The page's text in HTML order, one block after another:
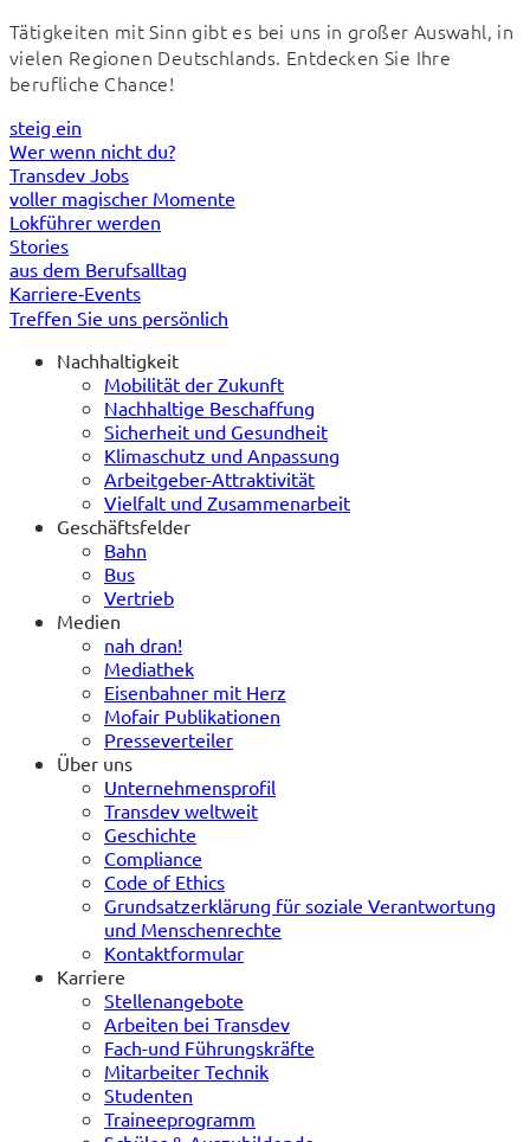
Tätigkeiten mit Sinn gibt es bei uns in großer Auswahl, in
vielen Regionen Deutschlands. Entdecken Sie Ihre
berufliche Chance!
steig ein
Wer wenn nicht du?
Transdev Jobs
voller magischer Momente
Lokführer werden
Stories
aus dem Berufsalltag
Karriere‑Events
Treffen Sie uns persönlich
Nachhaltigkeit
Mobilität der Zukunft
Nachhaltige Beschaffung
Sicherheit und Gesundheit
Klimaschutz und Anpassung
Arbeitgeber-Attraktivität
Vielfalt und Zusammenarbeit
Geschäftsfelder
Bahn
Bus
Vertrieb
Medien
nah dran!
Mediathek
Eisenbahner mit Herz
Mofair Publikationen
Presseverteiler
Über uns
Unternehmensprofil
Transdev weltweit
Geschichte
Compliance
Code of Ethics
Grundsatzerklärung für soziale Verantwortung
und Menschenrechte
Kontaktformular
Karriere
Stellenangebote
Arbeiten bei Transdev
Fach-und Führungskräfte
Mitarbeiter Technik
Studenten
Traineeprogramm